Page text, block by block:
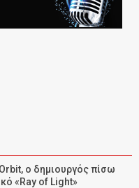
ο δημιουργός πίσω
«Ray of Light»